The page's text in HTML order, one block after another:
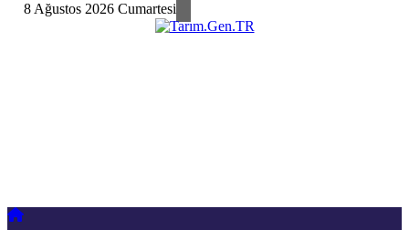
8 Ağustos 2026 Cumartesi